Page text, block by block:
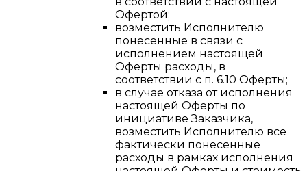
Офертой;
возместить Исполнителю
понесенные в связи с
исполнением настоящей
Оферты расходы, в
соответствии с п. 6.10 Оферты;
в случае отказа от исполнения
настоящей Оферты по
инициативе Заказчика,
возместить Исполнителю все
фактически понесенные
расходы в рамках исполнения